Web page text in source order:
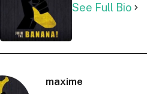
See Full Bio
maxime